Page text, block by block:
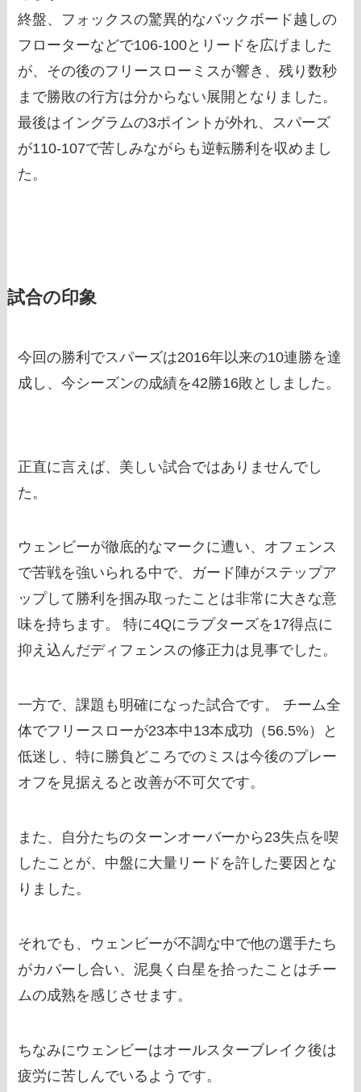
終盤、フォックスの驚異的なバックボード越しの
フローターなどで106-100とリードを広げました
が、その後のフリースローミスが響き、残り数秒
まで勝敗の行方は分からない展開となりました。
最後はイングラムの3ポイントが外れ、スパーズ
が110-107で苦しみながらも逆転勝利を収めまし
た。
試合の印象
今回の勝利でスパーズは2016年以来の10連勝を達
成し、今シーズンの成績を42勝16敗としました。
正直に言えば、美しい試合ではありませんでし
た。
ウェンビーが徹底的なマークに遭い、オフェンス
で苦戦を強いられる中で、ガード陣がステップア
ップして勝利を掴み取ったことは非常に大きな意
味を持ちます。 特に4Qにラプターズを17得点に
抑え込んだディフェンスの修正力は見事でした。
一方で、課題も明確になった試合です。 チーム全
体でフリースローが23本中13本成功（56.5%）と
低迷し、特に勝負どころでのミスは今後のプレー
オフを見据えると改善が不可欠です。
また、自分たちのターンオーバーから23失点を喫
したことが、中盤に大量リードを許した要因とな
りました。
それでも、ウェンビーが不調な中で他の選手たち
がカバーし合い、泥臭く白星を拾ったことはチー
ムの成熟を感じさせます。
ちなみにウェンビーはオールスターブレイク後は
疲労に苦しんでいるようです。